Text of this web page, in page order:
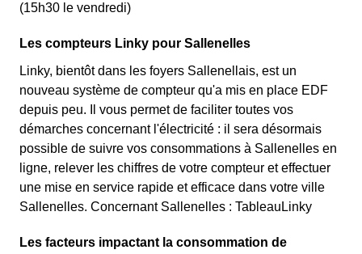
(15h30 le vendredi)
Les compteurs Linky pour Sallenelles
Linky, bientôt dans les foyers Sallenellais, est un
nouveau système de compteur qu'a mis en place EDF
depuis peu. Il vous permet de faciliter toutes vos
démarches concernant l'électricité : il sera désormais
possible de suivre vos consommations à Sallenelles en
ligne, relever les chiffres de votre compteur et effectuer
une mise en service rapide et efficace dans votre ville
Sallenelles. Concernant Sallenelles : TableauLinky
Les facteurs impactant la consommation de